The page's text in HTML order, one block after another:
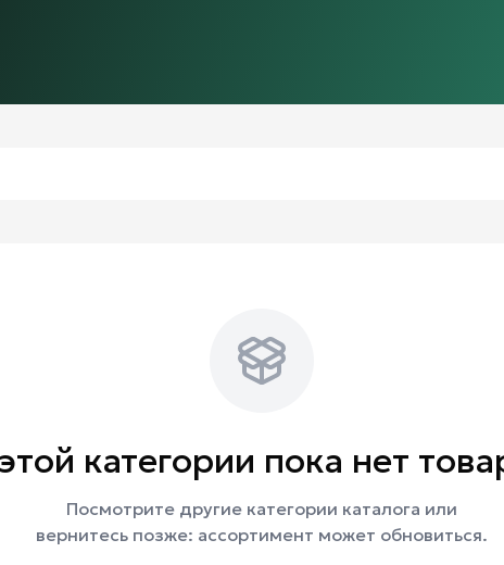
категории пока нет
Посмотрите другие категории каталога или
вернитесь позже: ассортимент может обновиться.